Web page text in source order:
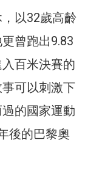
以32歲高齡
曾跑出9.83
百米決賽的
可以刺激下
的國家運動
後的巴黎奧